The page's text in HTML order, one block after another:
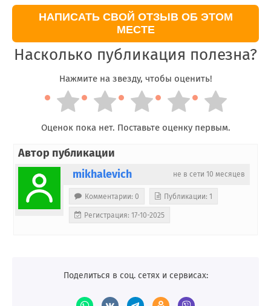
НАПИСАТЬ СВОЙ ОТЗЫВ ОБ ЭТОМ
МЕСТЕ
Насколько публикация полезна?
Нажмите на звезду, чтобы оценить!
Оценок пока нет. Поставьте оценку первым.
Автор публикации
не в сети 10 месяцев
mikhalevich
Комментарии: 0 Публикации: 1
Регистрация: 17-10-2025
Поделиться в соц. сетях и сервисах: